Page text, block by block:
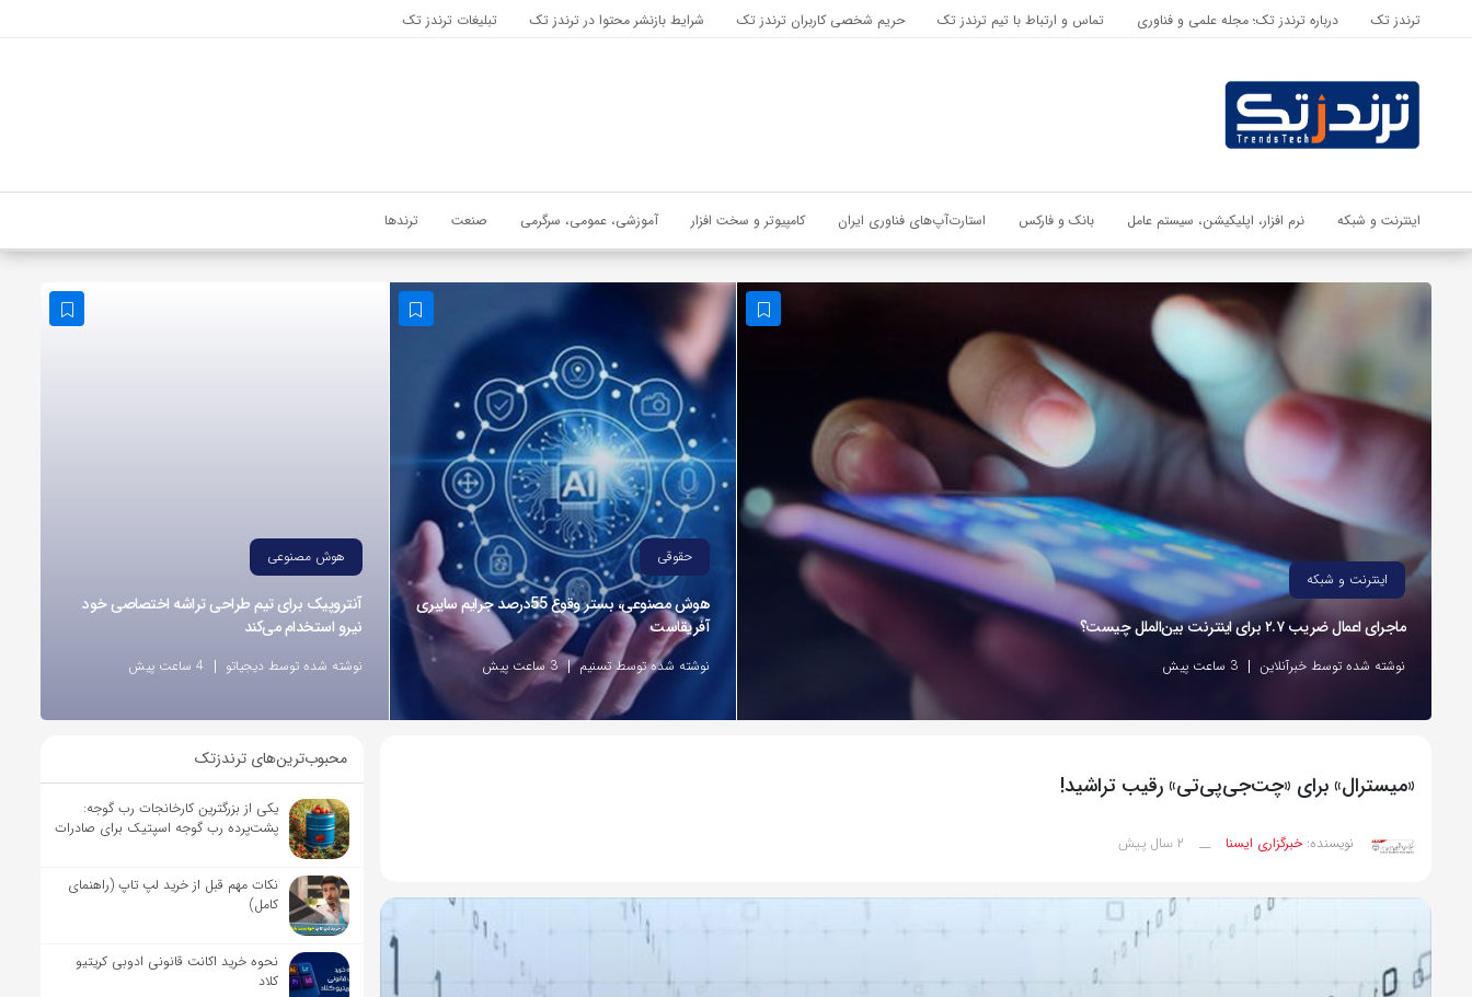
اشتراک گذاری
با استفاده از روش‌های زیر می‌توانید این صفحه را با دوستان خود به
اشتراک بگذارید.
ترندز تک درباره ترندز تک؛ مجله علمی و فناوری تماس و ارتباط با تیم ترندز تک حریم شخصی کاربران ترندز تک شرایط بازنشر محتوا در ترندز تک تبلیغات ترندز تک
اینترنت و شبکه نرم افزار، اپلیکیشن، سیستم عامل بانک و فارکس استارت‌آپ‌های فناوری ایران کامپیوتر و سخت افزار آموزشی، عمومی، سرگرمی صنعت ترندها
اینترنت و شبکه
ماجرای اعمال ضریب ۲.۷ برای اینترنت بین‌الملل چیست؟
نوشته شده توسط خبرآنلاین 3 ساعت پیش
حقوقی
هوش مصنوعی، بستر وقوع 55درصد جرایم سایبری
آفریقاست
نوشته شده توسط تسنیم 3 ساعت پیش
هوش مصنوعی
آنتروپیک برای تیم طراحی تراشه اختصاصی خود
نیرو استخدام می‌کند
نوشته شده توسط دیجیاتو 4 ساعت پیش
«میسترال» برای «چت‌جی‌پی‌تی» رقیب تراشید!
نویسنده:خبرگزاری ایسنا __ 2 سال پیش
محبوب‌ترین‌های ترندزتک
یکی از بزرگترین کارخانجات رب گوجه:
پشت‌پرده رب گوجه اسپتیک برای صادرات
نکات مهم قبل از خرید لپ تاپ (راهنمای
کامل)
نحوه خرید اکانت قانونی ادوبی کریتیو
کلاد